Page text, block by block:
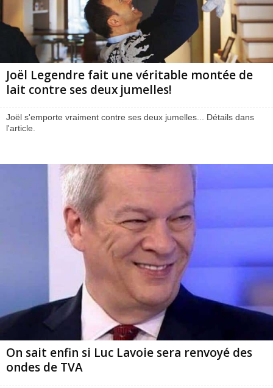
Joël Legendre fait une véritable montée de
lait contre ses deux jumelles!
Joël s'emporte vraiment contre ses deux jumelles... Détails dans
l'article.
On sait enfin si Luc Lavoie sera renvoyé des
ondes de TVA